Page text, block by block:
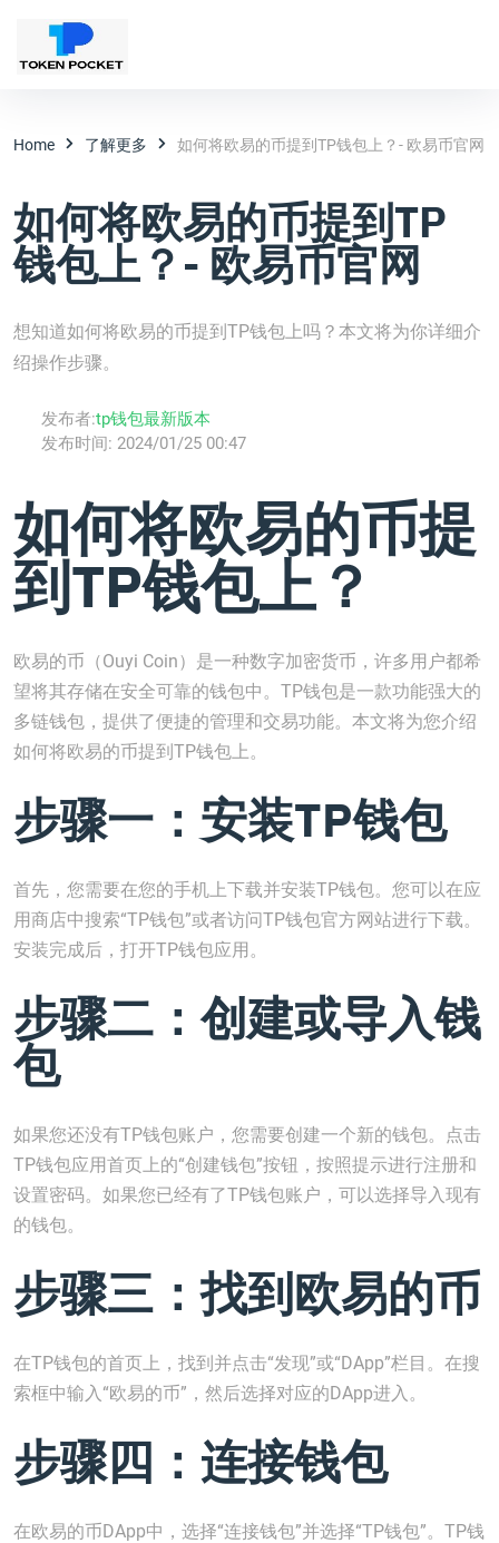
Home 了解更多 如何将欧易的币提到TP钱包上？- 欧易币官网
如何将欧易的币提到TP
钱包上？- 欧易币官网
想知道如何将欧易的币提到TP钱包上吗？本文将为你详细介
绍操作步骤。
发布者:tp钱包最新版本
发布时间: 2024/01/25 00:47
如何将欧易的币提
到TP钱包上？
欧易的币（Ouyi Coin）是一种数字加密货币，许多用户都希
望将其存储在安全可靠的钱包中。TP钱包是一款功能强大的
多链钱包，提供了便捷的管理和交易功能。本文将为您介绍
如何将欧易的币提到TP钱包上。
步骤一：安装TP钱包
首先，您需要在您的手机上下载并安装TP钱包。您可以在应
用商店中搜索“TP钱包”或者访问TP钱包官方网站进行下载。
安装完成后，打开TP钱包应用。
步骤二：创建或导入钱
包
如果您还没有TP钱包账户，您需要创建一个新的钱包。点击
TP钱包应用首页上的“创建钱包”按钮，按照提示进行注册和
设置密码。如果您已经有了TP钱包账户，可以选择导入现有
的钱包。
步骤三：找到欧易的币
在TP钱包的首页上，找到并点击“发现”或“DApp”栏目。在搜
索框中输入“欧易的币”，然后选择对应的DApp进入。
步骤四：连接钱包
在欧易的币DApp中，选择“连接钱包”并选择“TP钱包”。TP钱